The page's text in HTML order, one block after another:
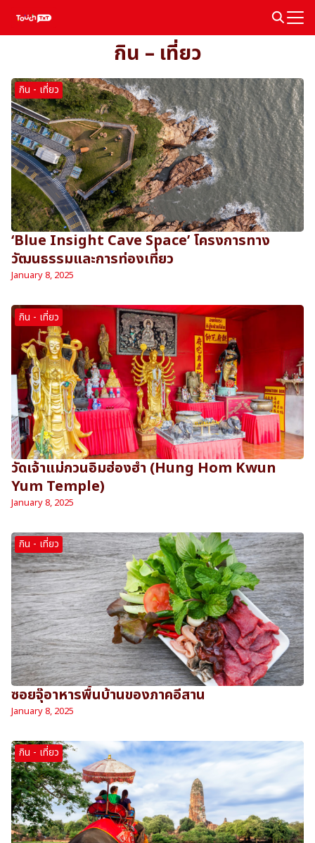
กิน – เที่ยว
กิน - เที่ยว
‘Blue Insight Cave Space’ โครงการทาง
วัฒนธรรมและการท่องเที่ยว
January 8, 2025
กิน - เที่ยว
วัดเจ้าแม่กวนอิมฮ่องฮำ (Hung Hom Kwun
Yum Temple)
January 8, 2025
กิน - เที่ยว
ซอยจุ๊อาหารพื้นบ้านของภาคอีสาน
January 8, 2025
กิน - เที่ยว